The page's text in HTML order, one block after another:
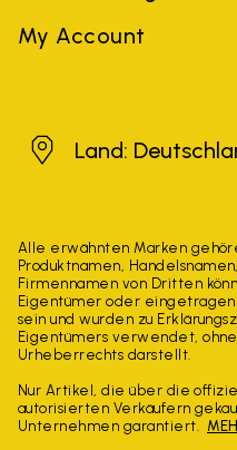
My Account
Deutschland
Land:
Alle erwähnten Marken
Produktnamen,
Firmennamen von Dritten
Eigentümer oder
sein und wurden zu
Eigentümers verwendet,
Urheberrechts darstellt.
Nur Artikel, die über die
autorisierten Verkäufern
Unternehmen garantiert.